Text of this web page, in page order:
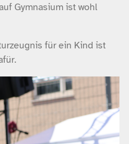
Gymnasium ist wohl
für ein Kind ist